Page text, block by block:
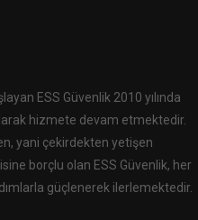
ESS Güvenlik 2010 yılında
hizmete devam etmektedir.
yani çekirdekten yetişen
borçlu olan ESS Güvenlik, her
güçlenerek ilerlemektedir.